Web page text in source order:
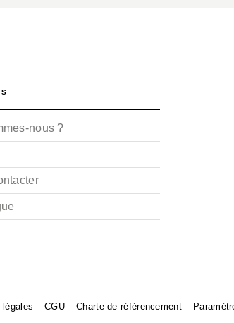
nous ?
légales CGU Charte de référencement